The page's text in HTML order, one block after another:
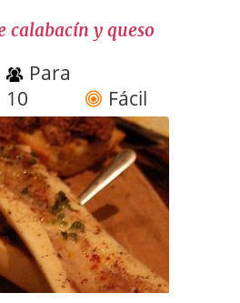
calabacín y queso
Para
10
Fácil